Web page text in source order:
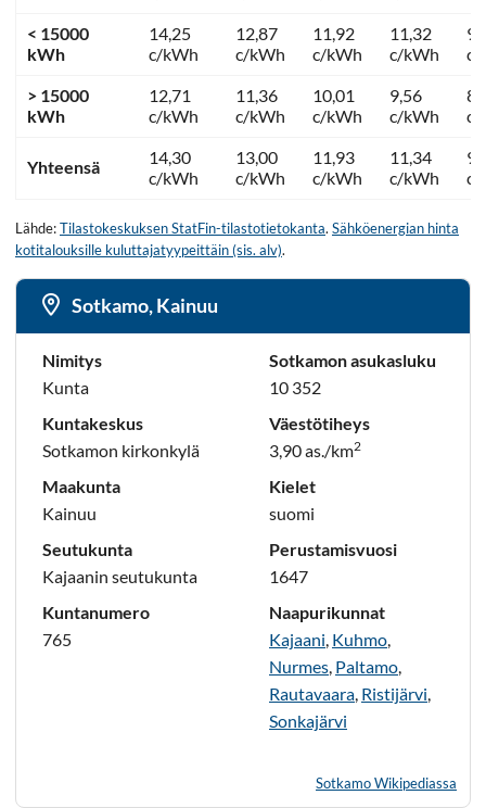
< 15000
kWh
14,25
c/kWh
12,87
c/kWh
11,92
c/kWh
11,32
c/kWh
c/
> 15000
kWh
12,71
c/kWh
11,36
c/kWh
10,01
c/kWh
9,56
c/kWh
c/
Yhteensä
14,30
c/kWh
13,00
c/kWh
11,93
c/kWh
11,34
c/kWh
c/
Lähde:Tilastokeskuksen StatFin-tilastotietokanta. Sähköenergian hinta
kotitalouksille kuluttajatyypeittäin (sis. alv).
Sotkamo, Kainuu
Nimitys
Kunta
Kuntakeskus
Sotkamon kirkonkylä
Maakunta
Kainuu
Seutukunta
Kajaanin seutukunta
Kuntanumero
765
Sotkamon asukasluku
10 352
Väestötiheys
3,90 as./km2
Kielet
suomi
Perustamisvuosi
1647
Naapurikunnat
Kajaani Kuhmo
Nurmes Paltamo
Rautavaara Ristijärvi
Sonkajärvi
Sotkamo Wikipediassa